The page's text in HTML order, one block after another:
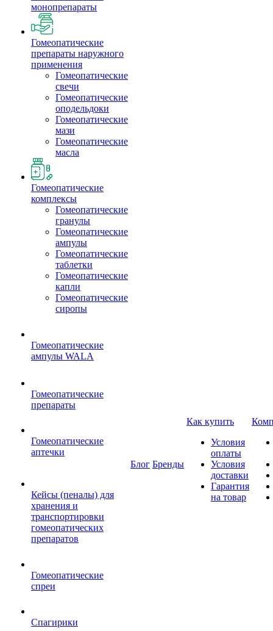
монопрепараты
Гомеопатические
препараты наружного
применения
Гомеопатические
свечи
Гомеопатические
оподельдоки
Гомеопатические
мази
Гомеопатические
масла
Гомеопатические
комплексы
Гомеопатические
гранулы
Гомеопатические
ампулы
Гомеопатические
таблетки
Гомеопатические
капли
Гомеопатические
сиропы
Гомеопатические
ампулы WALA
Гомеопатические
препараты
Гомеопатические
аптечки
Кейсы (пеналы) для
хранения и
транспортировки
гомеопатических
препаратов
Гомеопатические
спреи
Спагирики
Блог Бренды
Как купить
Условия
оплаты
Условия
доставки
Гарантия
на товар